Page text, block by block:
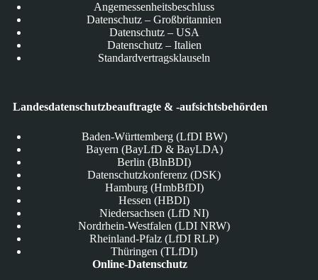
Angemessenheitsbeschluss
Datenschutz – Großbritannien
Datenschutz – USA
Datenschutz – Italien
Standardvertragsklauseln
Landesdatenschutzbeauftragte & -aufsichtsbehörden
Baden-Württemberg (LfDI BW)
Bayern (BayLfD & BayLDA)
Berlin (BlnBDI)
Datenschutzkonferenz (DSK)
Hamburg (HmbBfDI)
Hessen (HBDI)
Niedersachsen (LfD NI)
Nordrhein-Westfalen (LDI NRW)
Rheinland-Pfalz (LfDI RLP)
Thüringen (TLfDI)
Online-Datenschutz